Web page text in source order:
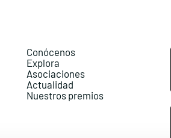
Conócenos
Explora
Asociaciones
Actualidad
Nuestros premios